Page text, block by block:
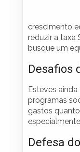
crescimento
reduzir a taxa
busque um
Desafios
Esteves
programas
gastos
Defesa